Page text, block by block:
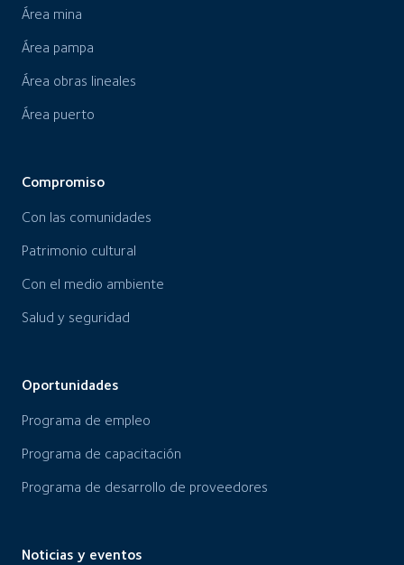
Área mina
Área pampa
Área obras lineales
Área puerto
Compromiso
Con las comunidades
Patrimonio cultural
Con el medio ambiente
Salud y seguridad
Oportunidades
Programa de empleo
Programa de capacitación
Programa de desarrollo de proveedores
Noticias y eventos